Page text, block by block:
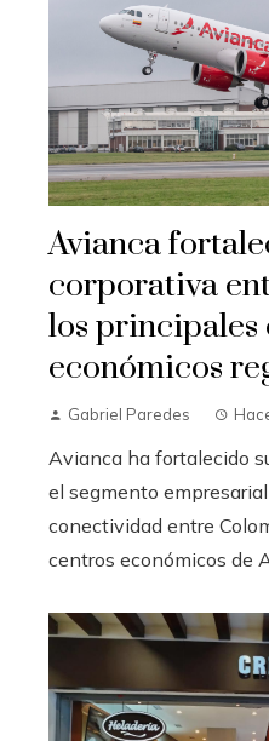
Avianca
corporativa
los principales
económicos
Gabriel Paredes
Avianca ha fortalecido
el segmento
conectividad entre
centros económicos de